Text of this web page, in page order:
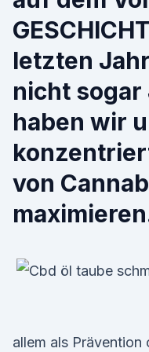
letzten
nicht
haben wir
von
allem als